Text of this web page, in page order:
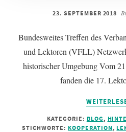
23. SEPTEMBER 2018
Bundesweites Treffen des
und Lektoren (VFLL)
historischer Umgebung Vom
fanden die 17.
KATEGORIE: BLOG ,
STICHWORTE: KOOPERATION ,